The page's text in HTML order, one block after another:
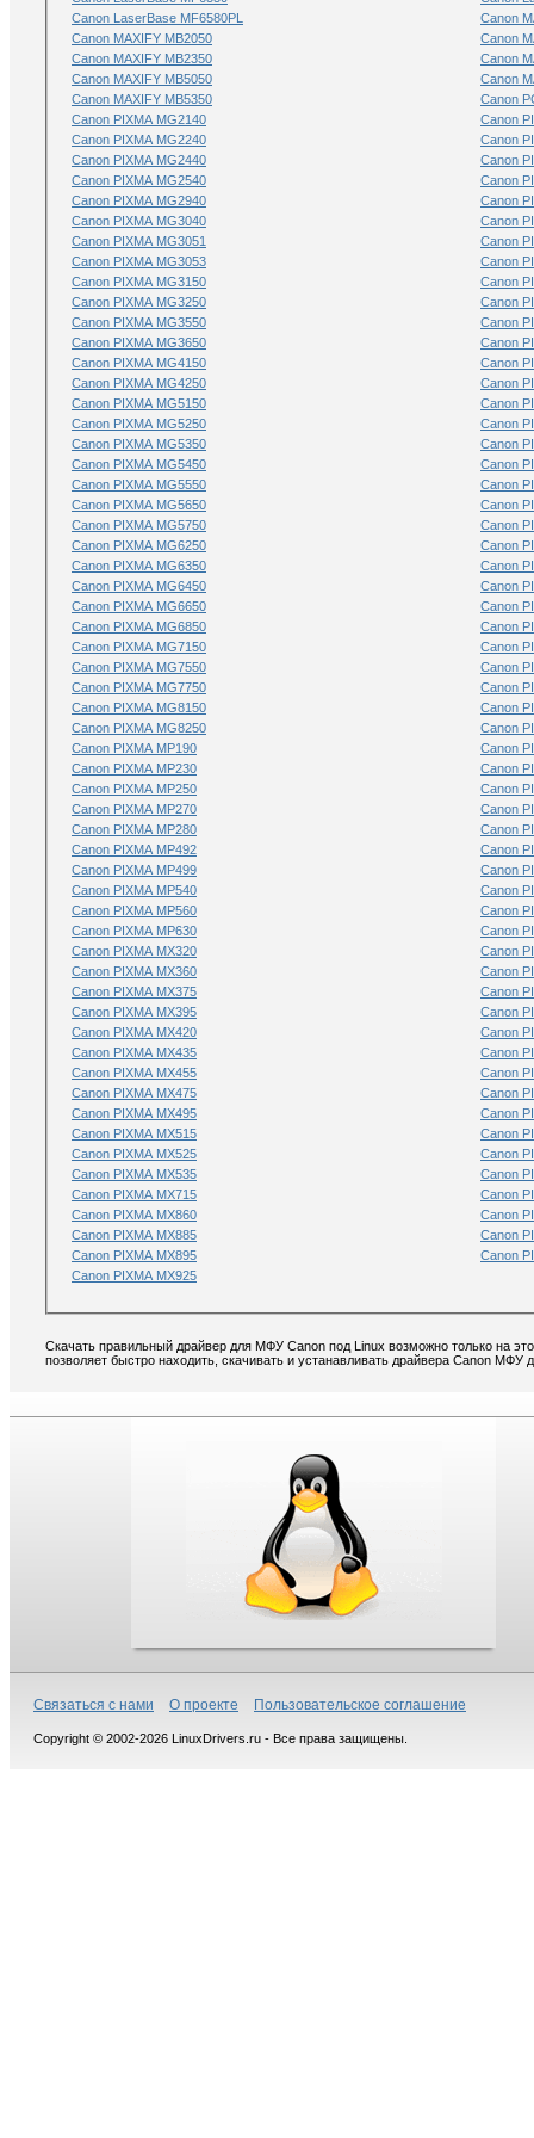
Canon LaserBase MF6580PL
Canon
Canon MAXIFY MB2050
Canon
Canon MAXIFY MB2350
Canon
Canon MAXIFY MB5050
Canon
Canon MAXIFY MB5350
Canon
Canon PIXMA MG2140
Canon
Canon PIXMA MG2240
Canon
Canon PIXMA MG2440
Canon
Canon PIXMA MG2540
Canon
Canon PIXMA MG2940
Canon
Canon PIXMA MG3040
Canon
Canon PIXMA MG3051
Canon
Canon PIXMA MG3053
Canon
Canon PIXMA MG3150
Canon
Canon PIXMA MG3250
Canon
Canon PIXMA MG3550
Canon
Canon PIXMA MG3650
Canon
Canon PIXMA MG4150
Canon
Canon PIXMA MG4250
Canon
Canon PIXMA MG5150
Canon
Canon PIXMA MG5250
Canon
Canon PIXMA MG5350
Canon
Canon PIXMA MG5450
Canon
Canon PIXMA MG5550
Canon
Canon PIXMA MG5650
Canon
Canon PIXMA MG5750
Canon
Canon PIXMA MG6250
Canon
Canon PIXMA MG6350
Canon
Canon PIXMA MG6450
Canon
Canon PIXMA MG6650
Canon
Canon PIXMA MG6850
Canon
Canon PIXMA MG7150
Canon
Canon PIXMA MG7550
Canon
Canon PIXMA MG7750
Canon
Canon PIXMA MG8150
Canon
Canon PIXMA MG8250
Canon
Canon PIXMA MP190
Canon
Canon PIXMA MP230
Canon
Canon PIXMA MP250
Canon
Canon PIXMA MP270
Canon
Canon PIXMA MP280
Canon
Canon PIXMA MP492
Canon
Canon PIXMA MP499
Canon
Canon PIXMA MP540
Canon
Canon PIXMA MP560
Canon
Canon PIXMA MP630
Canon
Canon PIXMA MX320
Canon
Canon PIXMA MX360
Canon
Canon PIXMA MX375
Canon
Canon PIXMA MX395
Canon
Canon PIXMA MX420
Canon
Canon PIXMA MX435
Canon
Canon PIXMA MX455
Canon
Canon PIXMA MX475
Canon
Canon PIXMA MX495
Canon
Canon PIXMA MX515
Canon
Canon PIXMA MX525
Canon
Canon PIXMA MX535
Canon
Canon PIXMA MX715
Canon
Canon PIXMA MX860
Canon
Canon PIXMA MX885
Canon
Canon PIXMA MX895
Canon
Canon PIXMA MX925
Скачать правильный драйвер для МФУ Canon под Linux возможно только на
позволяет быстро находить, скачивать и устанавливать драйвера Canon МФУ
Связаться с нами О проекте Пользовательское соглашение
Copyright © 2002-2026 LinuxDrivers.ru - Все права защищены.